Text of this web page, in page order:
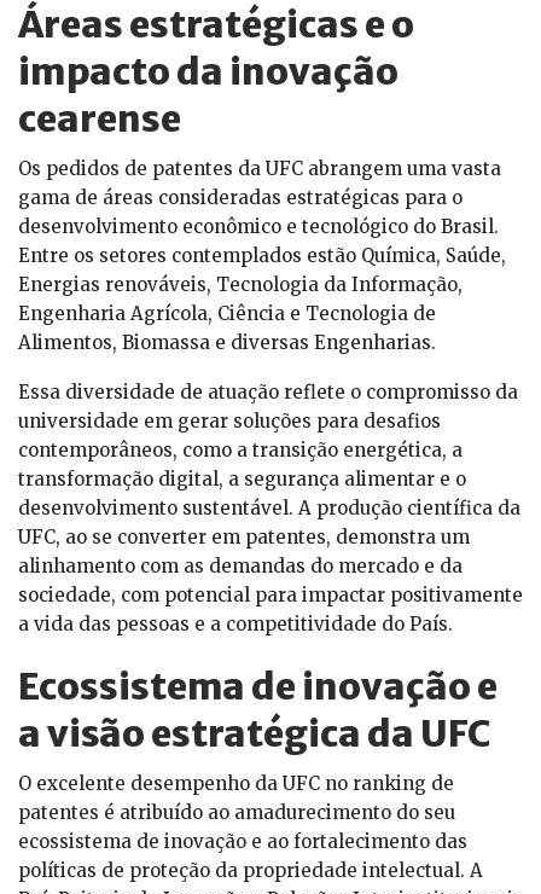
Áreas estratégicas e o
impacto da inovação
cearense
Os pedidos de patentes da UFC abrangem uma vasta
gama de áreas consideradas estratégicas para o
desenvolvimento econômico e tecnológico do Brasil.
Entre os setores contemplados estão Química, Saúde,
Energias renováveis, Tecnologia da Informação,
Engenharia Agrícola, Ciência e Tecnologia de
Alimentos, Biomassa e diversas Engenharias.
Essa diversidade de atuação reflete o compromisso da
universidade em gerar soluções para desafios
contemporâneos, como a transição energética, a
transformação digital, a segurança alimentar e o
desenvolvimento sustentável. A produção científica da
UFC, ao se converter em patentes, demonstra um
alinhamento com as demandas do mercado e da
sociedade, com potencial para impactar positivamente
a vida das pessoas e a competitividade do País.
Ecossistema de inovação e
a visão estratégica da UFC
O excelente desempenho da UFC no ranking de
patentes é atribuído ao amadurecimento do seu
ecossistema de inovação e ao fortalecimento das
políticas de proteção da propriedade intelectual. A